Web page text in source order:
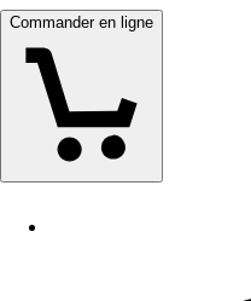
Commander en ligne